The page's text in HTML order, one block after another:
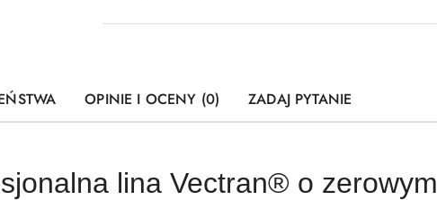
OPINIE I OCENY (0) ZADAJ PYTANIE
lina Vectran® o zerowym